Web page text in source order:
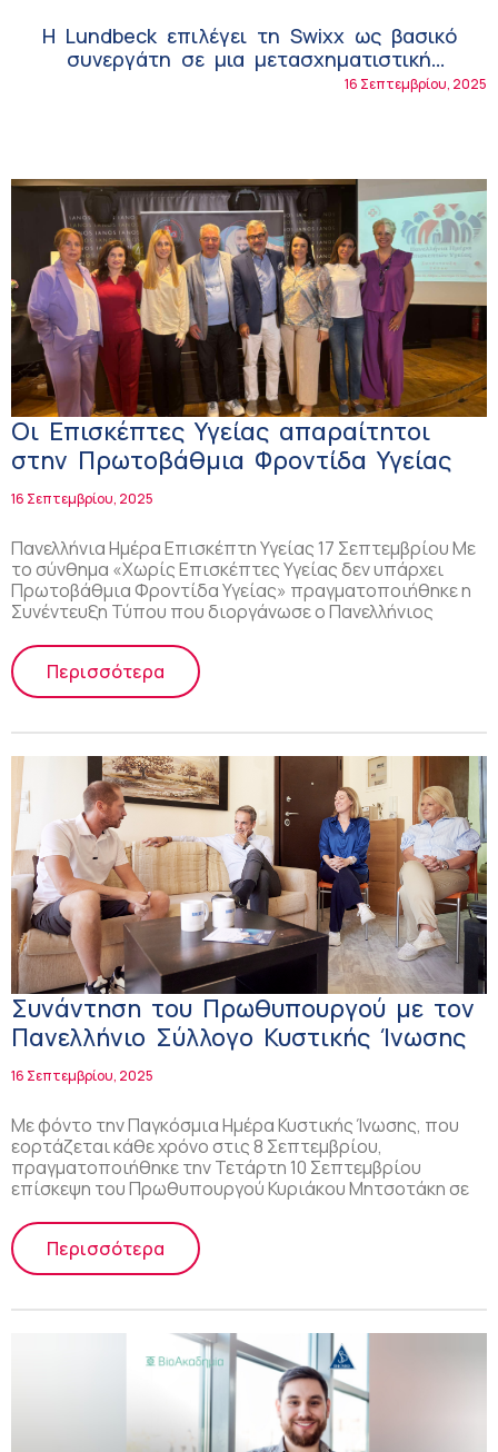
Η Lundbeck επιλέγει τη Swixx ως βασικό
συνεργάτη σε μια μετασχηματιστική
πολυπεριφερειακή συμφωνία16 Σεπτεμβρίου, 2025
Οι Επισκέπτες Υγείας απαραίτητοι
στην Πρωτοβάθμια Φροντίδα Υγείας
16 Σεπτεμβρίου, 2025
Πανελλήνια Ημέρα Επισκέπτη Υγείας 17 Σεπτεμβρίου Με
το σύνθημα «Χωρίς Επισκέπτες Υγείας δεν υπάρχει
Πρωτοβάθμια Φροντίδα Υγείας» πραγματοποιήθηκε η
Συνέντευξη Τύπου που διοργάνωσε ο Πανελλήνιος
Περισσότερα
Συνάντηση του Πρωθυπουργού με τον
Πανελλήνιο Σύλλογο Κυστικής Ίνωσης
16 Σεπτεμβρίου, 2025
Με φόντο την Παγκόσμια Ημέρα Κυστικής Ίνωσης, που
εορτάζεται κάθε χρόνο στις 8 Σεπτεμβρίου,
πραγματοποιήθηκε την Τετάρτη 10 Σεπτεμβρίου
επίσκεψη του Πρωθυπουργού Κυριάκου Μητσοτάκη σε
Περισσότερα